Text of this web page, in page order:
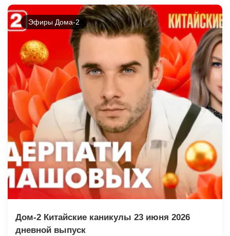
Эфиры Дома-2
Дом-2 Китайские каникулы 23 июня 2026
дневной выпуск